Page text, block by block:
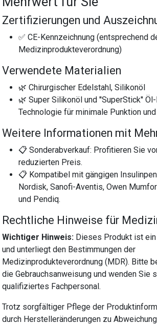
Zertifizierungen und
✅ CE-Kennzeichnung (entsprechend
Medizinprodukteverordnung)
Verwendete Materialien
🌿 Chirurgischer Edelstahl, Silikonöl
🌿 Super Silikonöl und ''SuperStick''
Technologie für minimale Punktion
Weitere Informationen mit
📋 Sonderabverkauf: Profitieren Sie
reduzierten Preis.
📋 Kompatibel mit gängigen
Nordisk, Sanofi-Aventis, Owen
und Pendiq.
Rechtliche Hinweise für
Wichtiger Hinweis: Dieses Produkt ist
und unterliegt den Bestimmungen der
Medizinprodukteverordnung (MDR). Bitte
die Gebrauchsanweisung und wenden Sie
qualifiziertes Fachpersonal.
Trotz sorgfältiger Pflege der
durch Herstelleränderungen zu